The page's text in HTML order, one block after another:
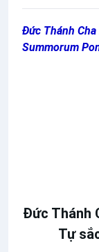
Đức Thánh
Summorum
Đức Thánh
Tự